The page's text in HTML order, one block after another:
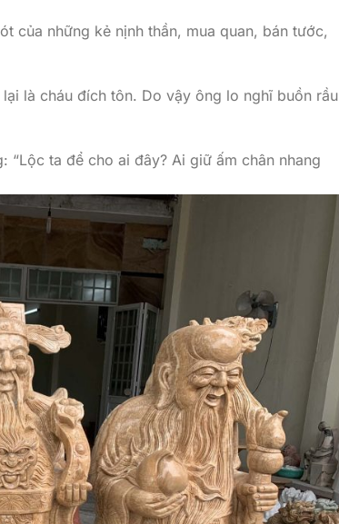
của những kẻ nịnh thần, mua quan, bán tước,
là cháu đích tôn. Do vậy ông lo nghĩ buồn rầu
ta để cho ai đây? Ai giữ ấm chân nhang